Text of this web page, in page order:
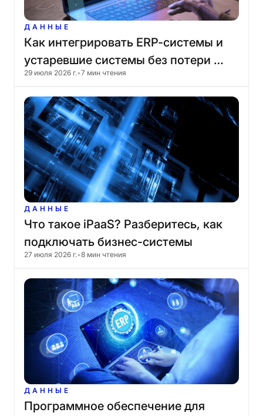
ДАННЫЕ
Как интегрировать ERP-системы и
устаревшие системы без потери
данных?
29 июля 2026 г.•7 мин чтения
ДАННЫЕ
Что такое iPaaS? Разберитесь, как
подключать бизнес-системы
27 июля 2026 г.•8 мин чтения
ДАННЫЕ
Программное обеспечение для